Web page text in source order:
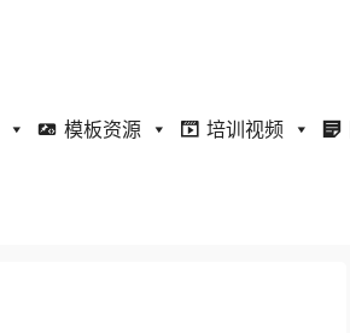
模板资源 培训视频